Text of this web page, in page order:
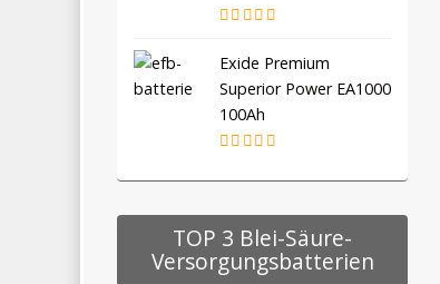
Exide Premium
Superior Power EA1000
100Ah
TOP 3 Blei-Säure-
Versorgungsbatterien